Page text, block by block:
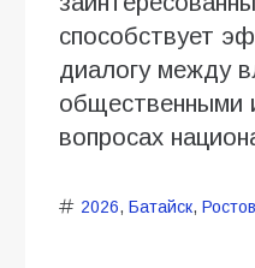
способствует
диалогу между
общественными
вопросах
2026, Батайск, Ростов